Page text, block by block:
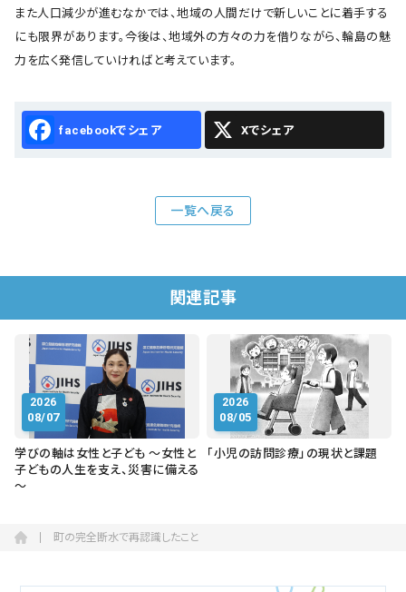
また人口減少が進むなかでは、地域の人間だけで新しいことに着手する
にも限界があります。今後は、地域外の方々の力を借りながら、輪島の魅
力を広く発信していければと考えています。
Facebook X
一覧へ戻る
関連記事
2026
08/07
学びの軸は女性と子ども ～女性と
子どもの人生を支え、災害に備える
～
2026
08/05
「小児の訪問診療」の現状と課題
町の完全断水で再認識したこと